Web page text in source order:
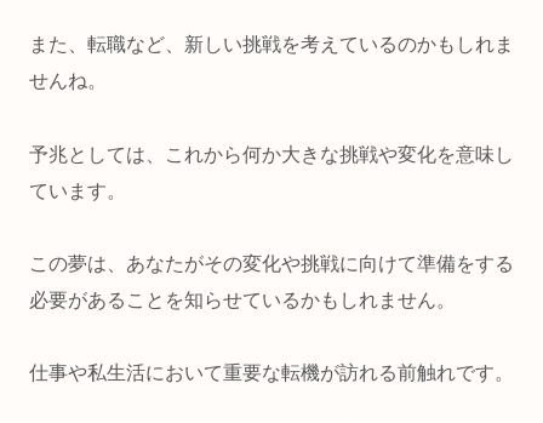
また、転職など、 新しい挑戦を考えているのかもしれま
せんね。
予兆としては、これから何か大きな挑戦や変化を意味し
ています。
この夢は、あなたがその変化や挑戦に向けて準備をする
必要があることを知らせているかもしれません。
仕事や私生活において重要な転機が訪れる前触れです。